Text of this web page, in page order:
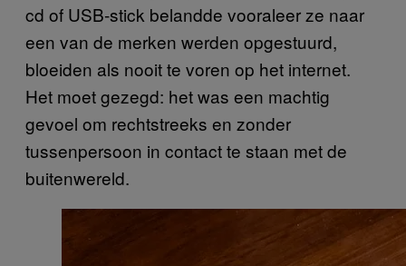
cd of USB-stick belandde vooraleer ze naar
een van de merken werden opgestuurd,
bloeiden als nooit te voren op het internet.
Het moet gezegd: het was een machtig
gevoel om rechtstreeks en zonder
tussenpersoon in contact te staan met de
buitenwereld.